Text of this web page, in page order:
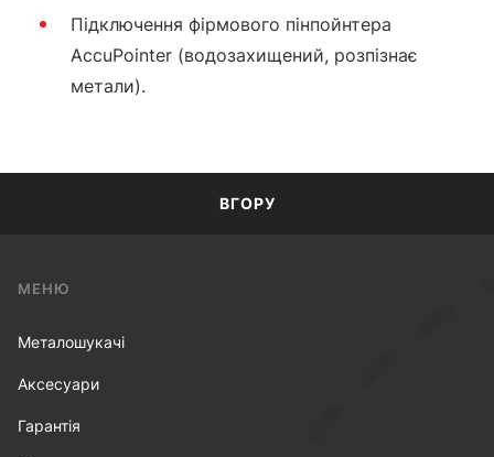
Підключення фірмового пінпойнтера
AccuPointer (водозахищений, розпізнає
метали).
ВГОРУ
МЕНЮ
Металошукачі
Аксесуари
Гарантія